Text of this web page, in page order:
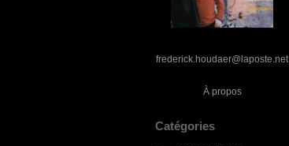
frederick.houdaer@laposte.net
À propos
Catégories